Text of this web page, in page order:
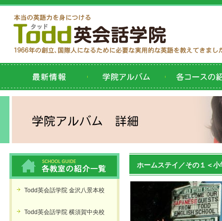
Todd英会話学院 金沢八景本校
Todd英会話学院 横須賀中央校
ホームステイ／その１＜小